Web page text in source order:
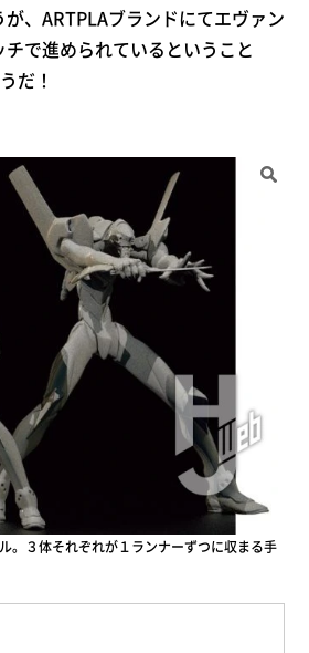
、ARTPLAブランドにてエヴァン
で進められているということ
だ！
。３体それぞれが１ランナーずつに収まる手